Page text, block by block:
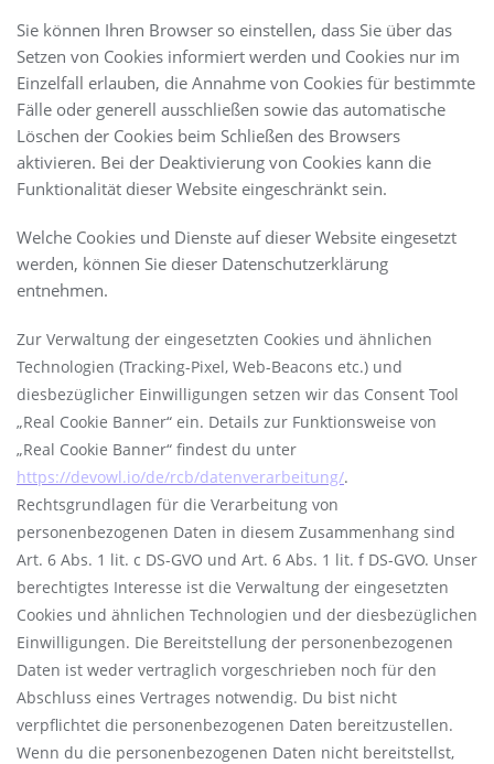
Sie können Ihren Browser so einstellen, dass Sie über das
Setzen von Cookies informiert werden und Cookies nur im
Einzelfall erlauben, die Annahme von Cookies für bestimmte
Fälle oder generell ausschließen sowie das automatische
Löschen der Cookies beim Schließen des Browsers
aktivieren. Bei der Deaktivierung von Cookies kann die
Funktionalität dieser Website eingeschränkt sein.
Welche Cookies und Dienste auf dieser Website eingesetzt
werden, können Sie dieser Datenschutzerklärung
entnehmen.
Zur Verwaltung der eingesetzten Cookies und ähnlichen
Technologien (Tracking-Pixel, Web-Beacons etc.) und
diesbezüglicher Einwilligungen setzen wir das Consent Tool
„Real Cookie Banner“ ein. Details zur Funktionsweise von
„Real Cookie Banner“ findest du unter
https://devowl.io/de/rcb/datenverarbeitung/.
Rechtsgrundlagen für die Verarbeitung von
personenbezogenen Daten in diesem Zusammenhang sind
Art. 6 Abs. 1 lit. c DS-GVO und Art. 6 Abs. 1 lit. f DS-GVO. Unser
berechtigtes Interesse ist die Verwaltung der eingesetzten
Cookies und ähnlichen Technologien und der diesbezüglichen
Einwilligungen. Die Bereitstellung der personenbezogenen
Daten ist weder vertraglich vorgeschrieben noch für den
Abschluss eines Vertrages notwendig. Du bist nicht
verpflichtet die personenbezogenen Daten bereitzustellen.
Wenn du die personenbezogenen Daten nicht bereitstellst,